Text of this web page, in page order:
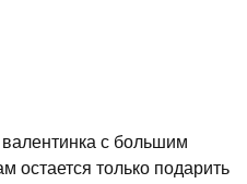
с большим
остается только подарить